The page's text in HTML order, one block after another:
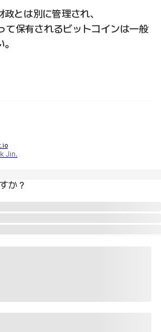
とは別に管理され、
保有されるビットコインは一般
Jin.
か？